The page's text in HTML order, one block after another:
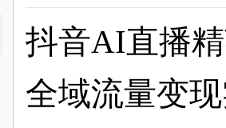
抖音AI直播
全域流量变